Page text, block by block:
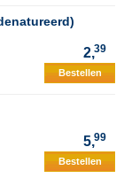
2,39
Bestellen
5,99
Bestellen